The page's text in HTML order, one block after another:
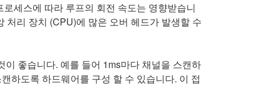
세스에 따라 루프의 회전 속도는 영향받습니
처리 장치 (CPU)에 많은 오버 헤드가 발생할 수
좋습니다. 예를 들어 1ms마다 채널을 스캔하
하도록 하드웨어를 구성 할 수 있습니다. 이 접